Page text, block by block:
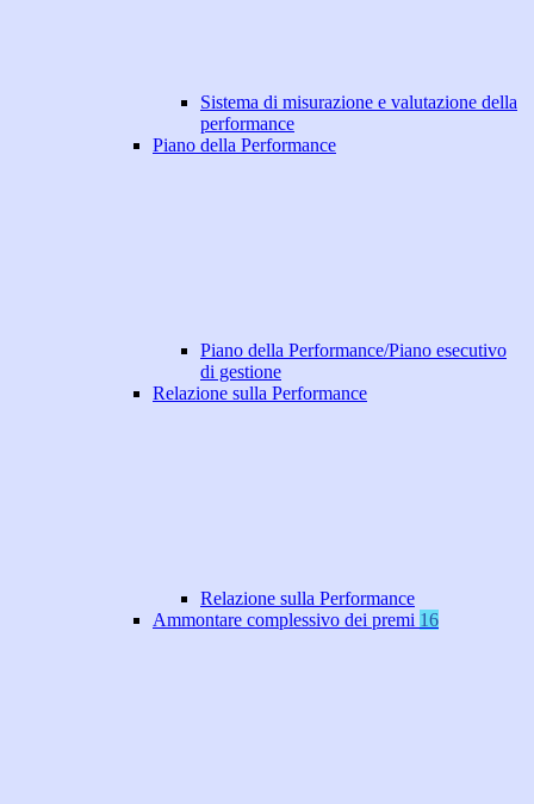
Sistema di misurazione e valutazione della
performance
Piano della Performance
Piano della Performance/Piano esecutivo
di gestione
Relazione sulla Performance
Relazione sulla Performance
Ammontare complessivo dei premi 16